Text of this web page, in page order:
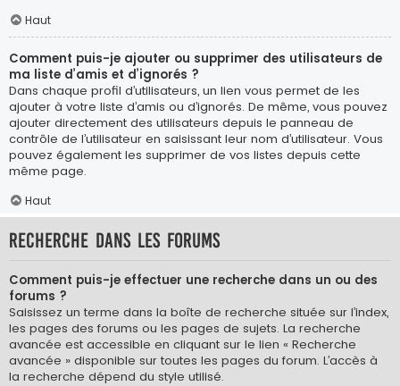
Haut
Comment puis-je ajouter ou supprimer des utilisateurs de
ma liste d’amis et d’ignorés ?
Dans chaque profil d’utilisateurs, un lien vous permet de les
ajouter à votre liste d’amis ou d’ignorés. De même, vous pouvez
ajouter directement des utilisateurs depuis le panneau de
contrôle de l’utilisateur en saisissant leur nom d’utilisateur. Vous
pouvez également les supprimer de vos listes depuis cette
même page.
Haut
Recherche dans les forums
Comment puis-je effectuer une recherche dans un ou des
forums ?
Saisissez un terme dans la boîte de recherche située sur l’index,
les pages des forums ou les pages de sujets. La recherche
avancée est accessible en cliquant sur le lien « Recherche
avancée » disponible sur toutes les pages du forum. L’accès à
la recherche dépend du style utilisé.